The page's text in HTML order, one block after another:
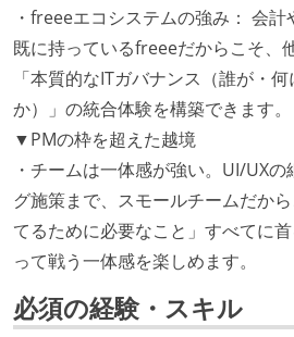
・freeeエコシステムの強み： 会
既に持っているfreeeだからこそ、
「本質的なITガバナンス（誰が・
か）」の統合体験を構築できます。
▼PMの枠を超えた越境
・チームは一体感が強い。UI/UX
グ施策まで、スモールチームだか
てるために必要なこと」すべてに
って戦う一体感を楽しめます。
必須の経験・スキル